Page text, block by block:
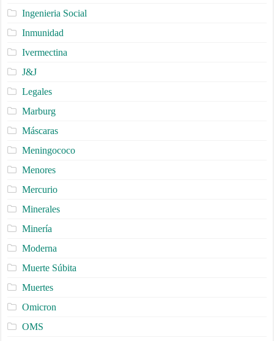
Ingenieria Social
Inmunidad
Ivermectina
J&J
Legales
Marburg
Máscaras
Meningococo
Menores
Mercurio
Minerales
Minería
Moderna
Muerte Súbita
Muertes
Omicron
OMS